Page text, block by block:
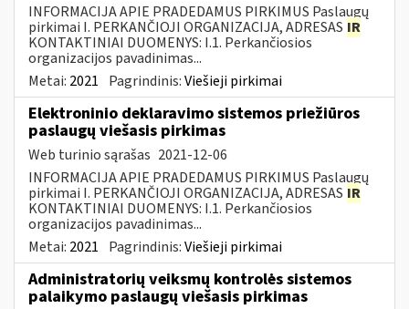
INFORMACIJA APIE PRADEDAMUS PIRKIMUS Paslaugų
pirkimai I. PERKANČIOJI ORGANIZACIJA, ADRESAS IR
KONTAKTINIAI DUOMENYS: I.1. Perkančiosios
organizacijos pavadinimas...
Metai: 2021 Pagrindinis:Viešieji pirkimai
Elektroninio deklaravimo sistemos priežiūros
paslaugų viešasis pirkimas
Web turinio sąrašas 2021-12-06
INFORMACIJA APIE PRADEDAMUS PIRKIMUS Paslaugų
pirkimai I. PERKANČIOJI ORGANIZACIJA, ADRESAS IR
KONTAKTINIAI DUOMENYS: I.1. Perkančiosios
organizacijos pavadinimas...
Metai: 2021 Pagrindinis:Viešieji pirkimai
Administratorių veiksmų kontrolės sistemos
palaikymo paslaugų viešasis pirkimas